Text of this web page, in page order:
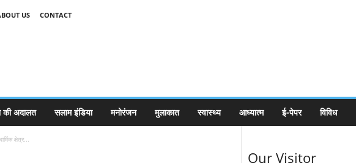
US CONTACT
की अदालत सलाम इंडिया मनोरंजन मुलाकात स्वास्थ्य आध्यात्म ई-पेपर विविध
क्षेत्र...
Our Visitor